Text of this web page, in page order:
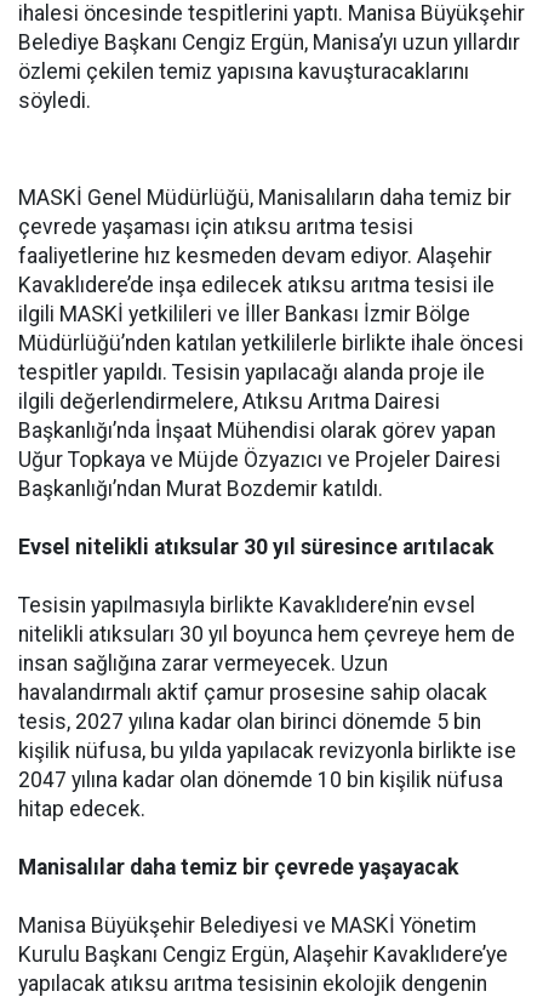
ihalesi öncesinde tespitlerini yaptı. Manisa Büyükşehir
Belediye Başkanı Cengiz Ergün, Manisa’yı uzun yıllardır
özlemi çekilen temiz yapısına kavuşturacaklarını
söyledi.
MASKİ Genel Müdürlüğü, Manisalıların daha temiz bir
çevrede yaşaması için atıksu arıtma tesisi
faaliyetlerine hız kesmeden devam ediyor. Alaşehir
Kavaklıdere’de inşa edilecek atıksu arıtma tesisi ile
ilgili MASKİ yetkilileri ve İller Bankası İzmir Bölge
Müdürlüğü’nden katılan yetkililerle birlikte ihale öncesi
tespitler yapıldı. Tesisin yapılacağı alanda proje ile
ilgili değerlendirmelere, Atıksu Arıtma Dairesi
Başkanlığı’nda İnşaat Mühendisi olarak görev yapan
Uğur Topkaya ve Müjde Özyazıcı ve Projeler Dairesi
Başkanlığı’ndan Murat Bozdemir katıldı.
Evsel nitelikli atıksular 30 yıl süresince arıtılacak
Tesisin yapılmasıyla birlikte Kavaklıdere’nin evsel
nitelikli atıksuları 30 yıl boyunca hem çevreye hem de
insan sağlığına zarar vermeyecek. Uzun
havalandırmalı aktif çamur prosesine sahip olacak
tesis, 2027 yılına kadar olan birinci dönemde 5 bin
kişilik nüfusa, bu yılda yapılacak revizyonla birlikte ise
2047 yılına kadar olan dönemde 10 bin kişilik nüfusa
hitap edecek.
Manisalılar daha temiz bir çevrede yaşayacak
Manisa Büyükşehir Belediyesi ve MASKİ Yönetim
Kurulu Başkanı Cengiz Ergün, Alaşehir Kavaklıdere’ye
yapılacak atıksu arıtma tesisinin ekolojik dengenin